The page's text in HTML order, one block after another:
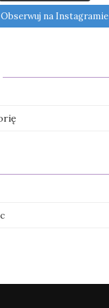
Obserwuj na Instagramie